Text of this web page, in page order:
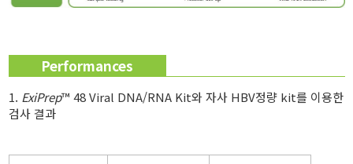
Performances
1. ExiPrep™ 48 Viral DNA/RNA Kit와 자사 HBV정량 kit를 이용한
검사 결과